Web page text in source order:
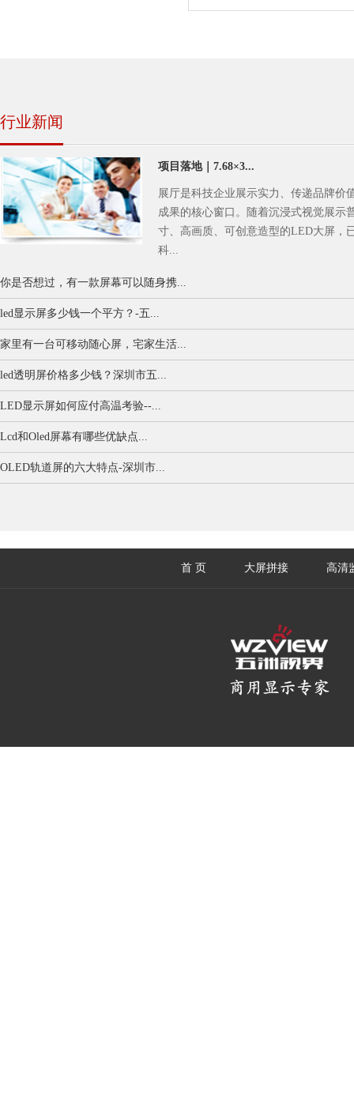
行业新闻
项目落地｜7.68×3...
展厅是科技企业展示实力、传递品牌价
成果的核心窗口。随着沉浸式视觉展示
寸、高画质、可创意造型的LED大屏，
科...
你是否想过，有一款屏幕可以随身携...
led显示屏多少钱一个平方？-五...
家里有一台可移动随心屏，宅家生活...
led透明屏价格多少钱？深圳市五...
LED显示屏如何应付高温考验--...
Lcd和Oled屏幕有哪些优缺点...
OLED轨道屏的六大特点-深圳市...
首 页 大屏拼接 高清